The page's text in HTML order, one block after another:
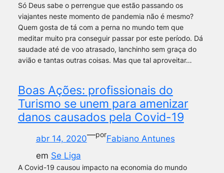
Só Deus sabe o perrengue que estão passando os
viajantes neste momento de pandemia não é mesmo?
Quem gosta de tá com a perna no mundo tem que
meditar muito pra conseguir passar por este período. Dá
saudade até de voo atrasado, lanchinho sem graça do
avião e tantas outras coisas. Mas que tal aproveitar…
Boas Ações: profissionais do
Turismo se unem para amenizar
danos causados pela Covid-19
abr 14, 2020—porFabiano Antunes
em Se Liga
A Covid-19 causou impacto na economia do mundo